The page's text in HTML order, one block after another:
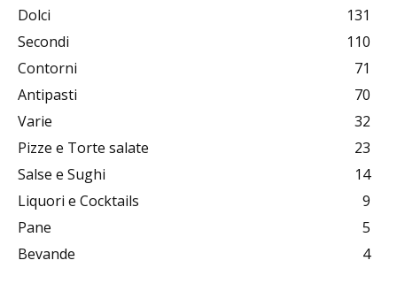
Dolci
131
Secondi
110
Contorni
71
Antipasti
70
Varie
32
Pizze e Torte salate
23
Salse e Sughi
14
Liquori e Cocktails
9
Pane
5
Bevande
4